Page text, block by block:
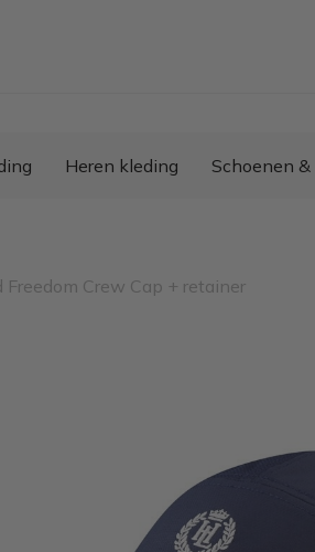
Heren kleding Schoenen &
Freedom Crew Cap + retainer